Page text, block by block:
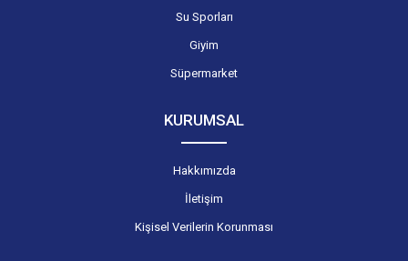
Su Sporları
Giyim
Süpermarket
KURUMSAL
Hakkımızda
İletişim
Kişisel Verilerin Korunması